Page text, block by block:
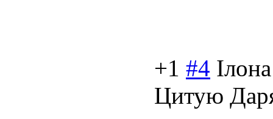
+1 #4 Ілона
Цитую